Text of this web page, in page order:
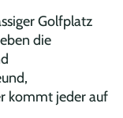
Golfplatz
die
kommt jeder auf